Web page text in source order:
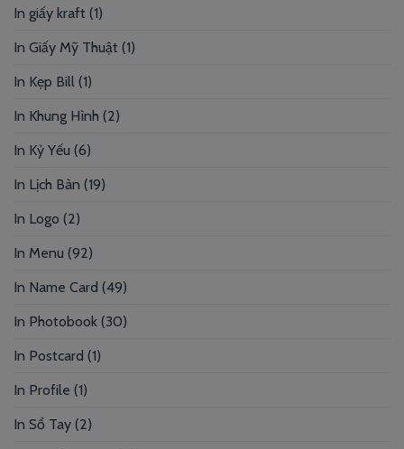
In giấy kraft (1)
In Giấy Mỹ Thuật (1)
In Kẹp Bill (1)
In Khung Hình (2)
In Kỷ Yếu (6)
In Lịch Bàn (19)
In Logo (2)
In Menu (92)
In Name Card (49)
In Photobook (30)
In Postcard (1)
In Profile (1)
In Sổ Tay (2)